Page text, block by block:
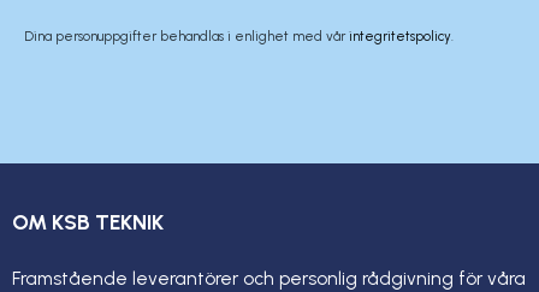
Dina personuppgifter behandlas i enlighet med vårintegritetspolicy.
OM KSB TEKNIK
Framstående leverantörer och personlig rådgivning för våra